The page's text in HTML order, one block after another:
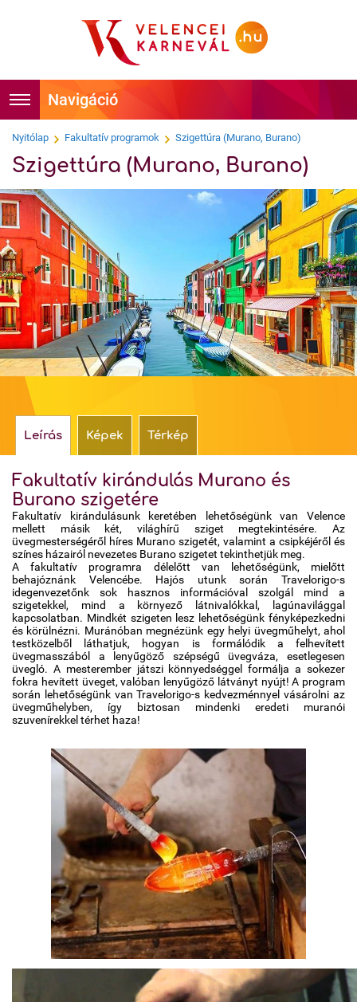
Foglalás
Időpontok
Látnivalók
Tudnivalók
Kapcsolat
Főoldal
Velencei Karnevál története
Hírességek
Képek
Videók
Nyitólap Fakultatív programok Szigettúra (Murano, Burano)
Szigettúra (Murano, Burano)
Leírás Képek Térkép
Fakultatív kirándulás Murano és
Burano szigetére
Fakultatív kirándulásunk keretében lehetőségünk van Velence
mellett másik két, világhírű sziget megtekintésére. Az
üvegmesterségéről híres Murano szigetét, valamint a csipkéjéről és
színes házairól nevezetes Burano szigetet tekinthetjük meg.
A fakultatív programra délelőtt van lehetőségünk, mielőtt
behajóznánk Velencébe. Hajós utunk során Travelorigo-s
idegenvezetőnk sok hasznos információval szolgál mind a
szigetekkel, mind a környező látnivalókkal, lagúnavilággal
kapcsolatban. Mindkét szigeten lesz lehetőségünk fényképezkedni
és körülnézni. Muránóban megnézünk egy helyi üvegműhelyt, ahol
testközelből láthatjuk, hogyan is formálódik a felhevített
üvegmasszából a lenyűgöző szépségű üvegváza, esetlegesen
üvegló. A mesterember játszi könnyedséggel formálja a sokezer
fokra hevített üveget, valóban lenyűgöző látványt nyújt! A program
során lehetőségünk van Travelorigo-s kedvezménnyel vásárolni az
üvegműhelyben, így biztosan mindenki eredeti muranói
szuvenírekkel térhet haza!